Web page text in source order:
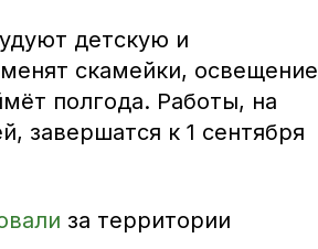
детскую и
скамейки, освещение
полгода. Работы, на
завершатся к 1 сентября
за территории